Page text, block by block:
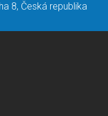
8, Česká republika